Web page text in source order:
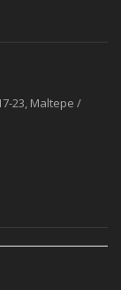
23, Maltepe /